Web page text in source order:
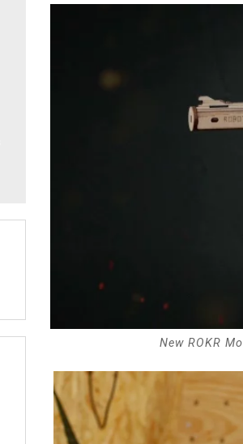
New ROKR